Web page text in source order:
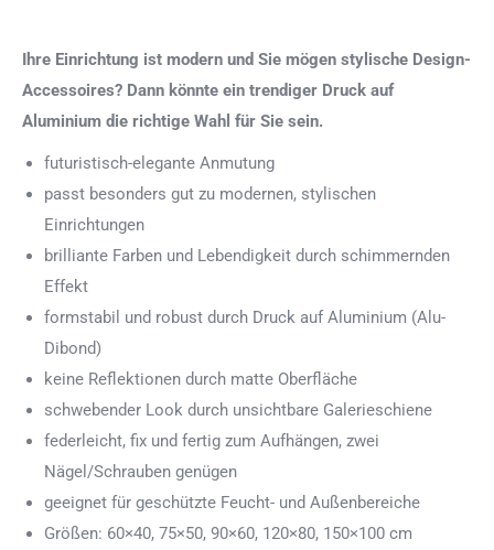
Ihre Einrichtung ist modern und Sie mögen stylische Design-
Accessoires? Dann könnte ein trendiger Druck auf
Aluminium die richtige Wahl für Sie sein.
futuristisch-elegante Anmutung
passt besonders gut zu modernen, stylischen
Einrichtungen
brilliante Farben und Lebendigkeit durch schimmernden
Effekt
formstabil und robust durch Druck auf Aluminium (Alu-
Dibond)
keine Reflektionen durch matte Oberfläche
schwebender Look durch unsichtbare Galerieschiene
federleicht, fix und fertig zum Aufhängen, zwei
Nägel/Schrauben genügen
geeignet für geschützte Feucht- und Außenbereiche
Größen: 60×40, 75×50, 90×60, 120×80, 150×100 cm